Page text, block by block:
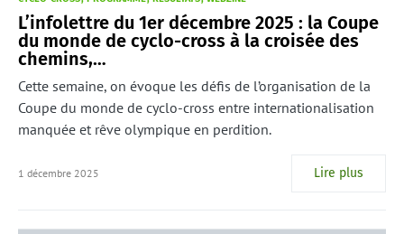
L’infolettre du 1er décembre 2025 : la Coupe
du monde de cyclo-cross à la croisée des
chemins,…
Cette semaine, on évoque les défis de l’organisation de la
Coupe du monde de cyclo-cross entre internationalisation
manquée et rêve olympique en perdition.
1 décembre 2025 Lire plus